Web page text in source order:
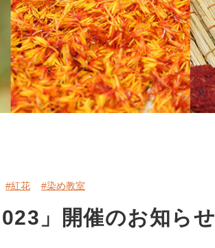
#紅花 #染め教室
」開催のお知らせ